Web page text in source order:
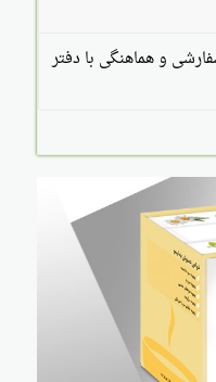
و هماهنگی با دفتر